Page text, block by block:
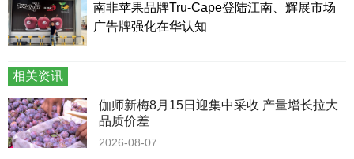
南非苹果品牌Tru-Cape登陆江南、辉展市场
广告牌强化在华认知
相关资讯
伽师新梅8月15日迎集中采收 产量增长拉大
品质价差
2026-08-07